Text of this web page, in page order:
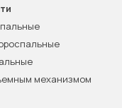
механизмом